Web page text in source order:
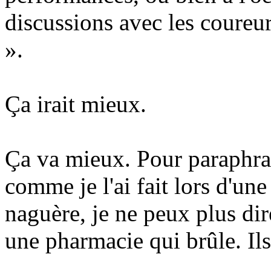
discussions avec les
».
Ça irait mieux.
Ça va mieux. Pour
comme je l'ai fait lors
naguère, je ne peux plus
une pharmacie qui brûle.